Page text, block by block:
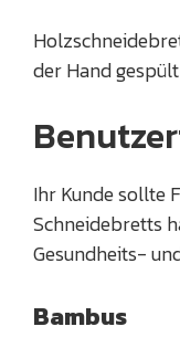
der Hand
Ihr Kunde sollte
Schneidebretts
Gesundheits-
Bambus